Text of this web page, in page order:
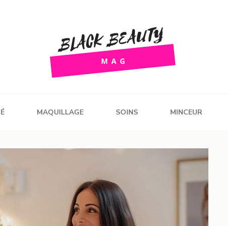
MAQUILLAGE SOINS MINCEUR